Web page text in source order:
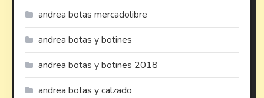
andrea botas mercadolibre
andrea botas y botines
andrea botas y botines 2018
andrea botas y calzado